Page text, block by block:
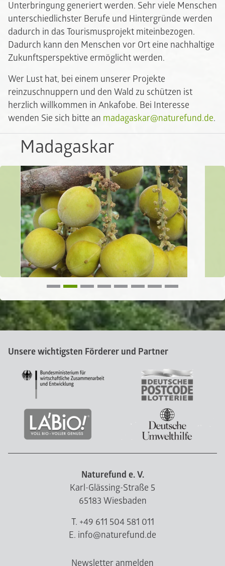
Unterbringung generiert werden. Sehr viele Menschen
unterschiedlichster Berufe und Hintergründe werden
dadurch in das Tourismusprojekt miteinbezogen.
Dadurch kann den Menschen vor Ort eine nachhaltige
Zukunftsperspektive ermöglicht werden.
Wer Lust hat, bei einem unserer Projekte
reinzuschnuppern und den Wald zu schützen ist
herzlich willkommen in Ankafobe. Bei Interesse
wenden Sie sich bitte an madagaskar@naturefund.de.
Madagaskar
Unsere wichtigsten Förderer und Partner
Naturefund e. V.
Karl-Glässing-Straße 5
65183 Wiesbaden
T. +49 611 504 581 011
E. info@naturefund.de
Newsletter anmelden